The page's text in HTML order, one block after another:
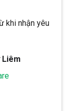
khi nhận yêu
Liêm